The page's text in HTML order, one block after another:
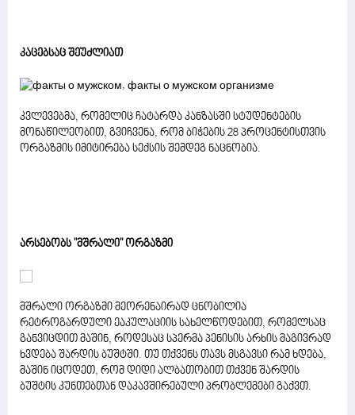
კაცებსაც შეუძლიათ
კვლევებმა, რომელიც ჩატარდა კანზასში სტუდენტების
მონაწილეობით, გვიჩვენა, რომ ბიჭების 28 პროცენტისთვის
ორგაზმის იმიტირება სექსის შემდეგ ნაცნობია.
არსებობს "მშრალი" ორგაზმი
მშრალი ორგაზმი მეორენაირად ცნობილია
რეტროგარდული ეაკულაციის სახელწოდებით, რომელსაც
განვიცდით მაშინ, როდესაც სპერმა პენისის არხის მაგივრად
ხვდება შარდის ბუშტში. თუ თქვენს თავს მსგავსი რამ ხდება,
მაშინ იცოდეთ, რომ დიდი ალბათობით თქვენ შარდის
ბუშტის კუნთებთან დაკავშირებული პრობლემები გაქვთ.